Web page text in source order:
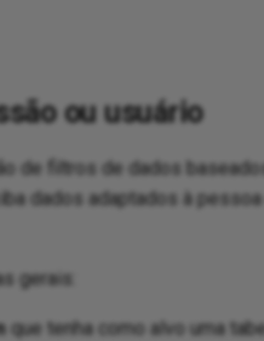
ou usuário
de filtros de dados
dados adaptados à
gerais:
que tenha como alvo uma